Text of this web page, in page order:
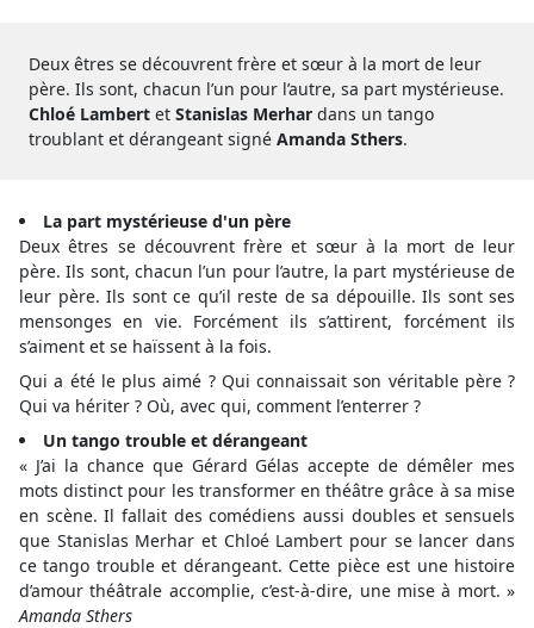
Deux êtres se découvrent frère et sœur à la mort de leur
père. Ils sont, chacun l’un pour l’autre, sa part mystérieuse.
Chloé Lambert et Stanislas Merhar dans un tango
troublant et dérangeant signé Amanda Sthers.
La part mystérieuse d'un père
Deux êtres se découvrent frère et sœur à la mort de leur
père. Ils sont, chacun l’un pour l’autre, la part mystérieuse de
leur père. Ils sont ce qu’il reste de sa dépouille. Ils sont ses
mensonges en vie. Forcément ils s’attirent, forcément ils
s’aiment et se haïssent à la fois.
Qui a été le plus aimé ? Qui connaissait son véritable père ?
Qui va hériter ? Où, avec qui, comment l’enterrer ?
Un tango trouble et dérangeant
« J’ai la chance que Gérard Gélas accepte de démêler mes
mots distinct pour les transformer en théâtre grâce à sa mise
en scène. Il fallait des comédiens aussi doubles et sensuels
que Stanislas Merhar et Chloé Lambert pour se lancer dans
ce tango trouble et dérangeant. Cette pièce est une histoire
d’amour théâtrale accomplie, c’est-à-dire, une mise à mort. »
Amanda Sthers